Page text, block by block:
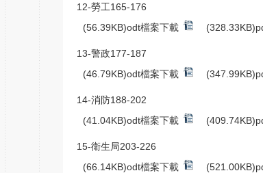
12-勞工165-176
(56.39KB)odt檔案下載
13-警政177-187
(46.79KB)odt檔案下載
14-消防188-202
(41.04KB)odt檔案下載
15-衛生局203-226
(66.14KB)odt檔案下載